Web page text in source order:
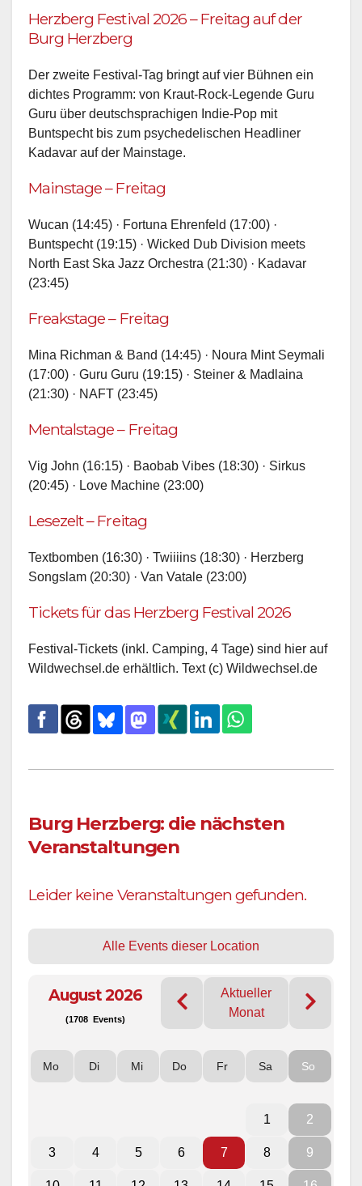
Herzberg Festival 2026 – Freitag auf der
Burg Herzberg
Der zweite Festival-Tag bringt auf vier Bühnen ein
dichtes Programm: von Kraut-Rock-Legende Guru
Guru über deutschsprachigen Indie-Pop mit
Buntspecht bis zum psychedelischen Headliner
Kadavar auf der Mainstage.
Mainstage – Freitag
Wucan (14:45) · Fortuna Ehrenfeld (17:00) ·
Buntspecht (19:15) · Wicked Dub Division meets
North East Ska Jazz Orchestra (21:30) · Kadavar
(23:45)
Freakstage – Freitag
Mina Richman & Band (14:45) · Noura Mint Seymali
(17:00) · Guru Guru (19:15) · Steiner & Madlaina
(21:30) · NAFT (23:45)
Mentalstage – Freitag
Vig John (16:15) · Baobab Vibes (18:30) · Sirkus
(20:45) · Love Machine (23:00)
Lesezelt – Freitag
Textbomben (16:30) · Twiiiins (18:30) · Herzberg
Songslam (20:30) · Van Vatale (23:00)
Tickets für das Herzberg Festival 2026
Festival-Tickets (inkl. Camping, 4 Tage) sind hier auf
Wildwechsel.de erhältlich. Text (c) Wildwechsel.de
Burg Herzberg: die nächsten
Veranstaltungen
Leider keine Veranstaltungen gefunden.
Alle Events dieser Location
August 2026
(1708 Events)
Aktueller
Monat
Mo Di Mi Do Fr Sa So
1 2
3 4 5 6 7 8 9